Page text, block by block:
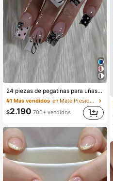
24 piezas de pegatinas para uñas cuadradas, estilo oscuro y fresco, corazón de metal con lunares negros, punta francesa con telaraña hueca, lazo de metal, adecuado para mujeres y niñas, esencial para fiestas y compras, uñas postizas
#1 Más vendidos
en Mate Presione sobre uñas postizas
$2.190 700+ vendidos